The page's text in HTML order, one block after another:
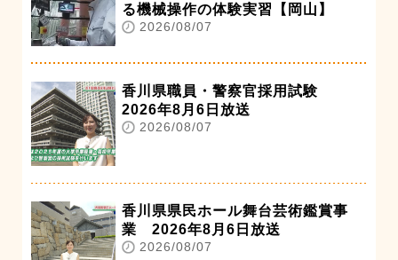
る機械操作の体験実習【岡山】
2026/08/07
香川県職員・警察官採用試験
2026年8月6日放送
2026/08/07
香川県県民ホール舞台芸術鑑賞事
業 2026年8月6日放送
2026/08/07